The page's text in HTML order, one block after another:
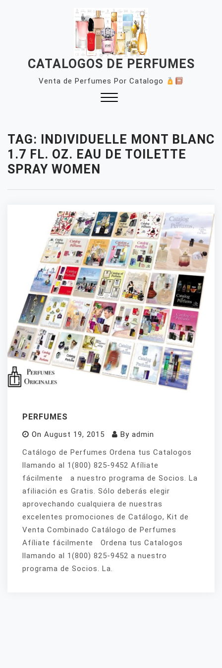
CATALOGOS DE PERFUMES
Venta de Perfumes Por Catalogo
TAG:
INDIVIDUELLE MONT BLANC
1.7 FL. OZ. EAU DE TOILETTE
SPRAY WOMEN
PERFUMES
On August 19, 2015 By admin
Catálogo de Perfumes Ordena tus Catalogos
llamando al 1(800) 825-9452 Afíliate
fácilmente a nuestro programa de Socios. La
afiliación es Gratis. Sólo deberás elegir
aprovechando cualquiera de nuestras
excelentes promociones de Catálogo, Kit de
Venta Combinado Catálogo de Perfumes
Afíliate fácilmente Ordena tus Catalogos
llamando al 1(800) 825-9452 a nuestro
programa de Socios. La.